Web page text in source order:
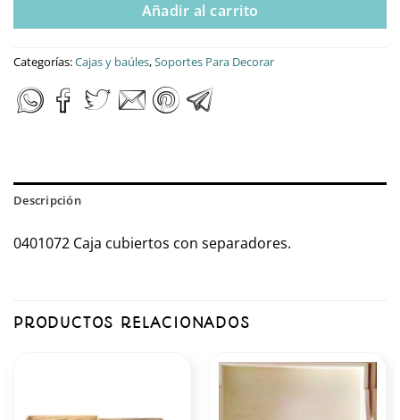
Añadir al carrito
Categorías:Cajas y baúles,Soportes Para Decorar
Descripción
0401072 Caja cubiertos con separadores.
PRODUCTOS RELACIONADOS